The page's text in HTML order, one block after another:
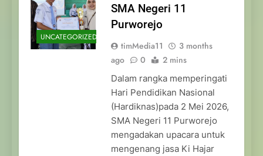
UNCATEGORIZED
SMA Negeri 11
Purworejo
timMedia11
3 months
ago
0 2 mins
Dalam rangka memperingati
Hari Pendidikan Nasional
(Hardiknas)pada 2 Mei 2026,
SMA Negeri 11 Purworejo
mengadakan upacara untuk
mengenang jasa Ki Hajar